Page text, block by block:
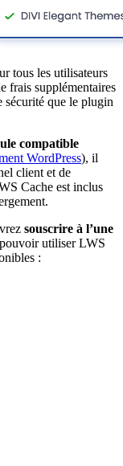
tous les utilisateurs
frais supplémentaires
sécurité que le plugin
compatible
WordPress), il
client et de
Cache est inclus
souscrire à l’une
utiliser LWS
: